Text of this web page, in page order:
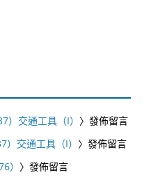
）交通工具（I） 〉發佈留言
）交通工具（I） 〉發佈留言
） 〉發佈留言